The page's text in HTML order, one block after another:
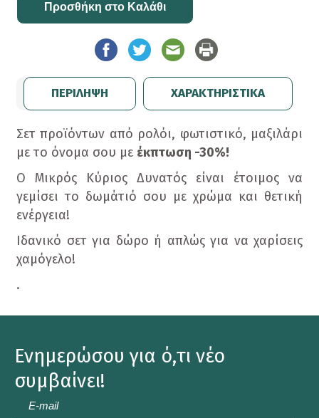
ΠΕΡΙΛΗΨΗ ΧΑΡΑΚΤΗΡΙΣΤΙΚΑ
Σετ προϊόντων από ρολόι, φωτιστικό, μαξιλάρι
με το όνομα σου με έκπτωση -30%!
Ο Μικρός Κύριος Δυνατός είναι έτοιμος να
γεμίσει το δωμάτιό σου με χρώμα και θετική
ενέργεια!
Ιδανικό σετ για δώρο ή απλώς για να χαρίσεις
χαμόγελο!
.
Ενημερώσου για ό,τι νέο
συμβαίνει!